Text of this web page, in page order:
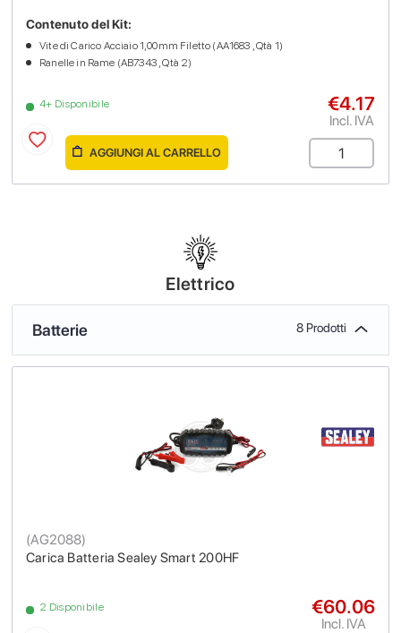
4+ Disponibile
Contenuto del Kit:
Vite di Carico Acciaio 1,00mm Filetto (AA1683 , Qtà 1)
Ranelle in Rame (AB7343 , Qtà 2)
€4.17
Incl. IVA
AGGIUNGI AL CARRELLO
Elettrico
Batterie 8 Prodotti
Carica Batteria Sealey Smart 200HF
(AG2088)
2 Disponibile €60.06
Incl. IVA